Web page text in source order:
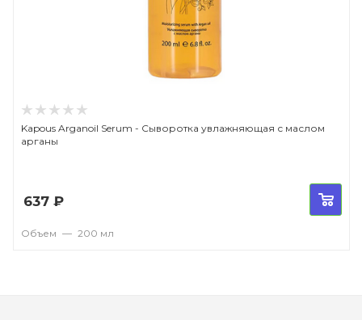
Kapous Arganoil Serum - Сыворотка увлажняющая с маслом
арганы
637 ₽
Объем — 200 мл